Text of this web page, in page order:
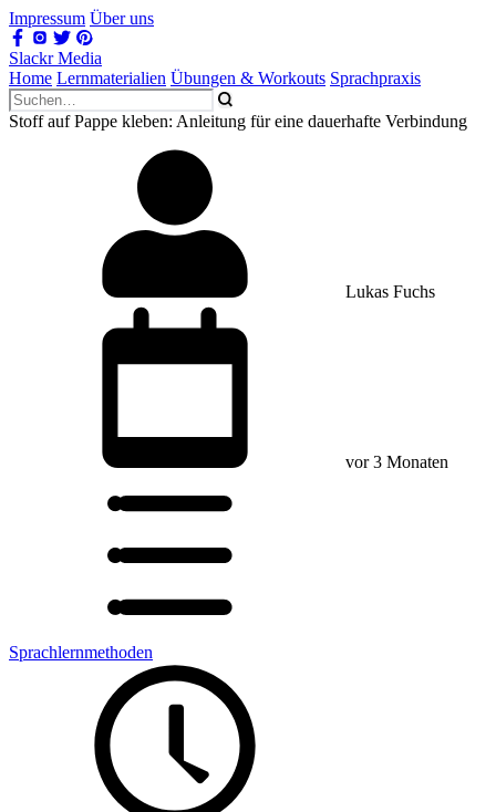
Impressum Über uns
Slackr Media
Home Lernmaterialien Übungen & Workouts Sprachpraxis
Stoff auf Pappe kleben: Anleitung für eine dauerhafte Verbindung
Lukas Fuchs
vor 3 Monaten
Sprachlernmethoden